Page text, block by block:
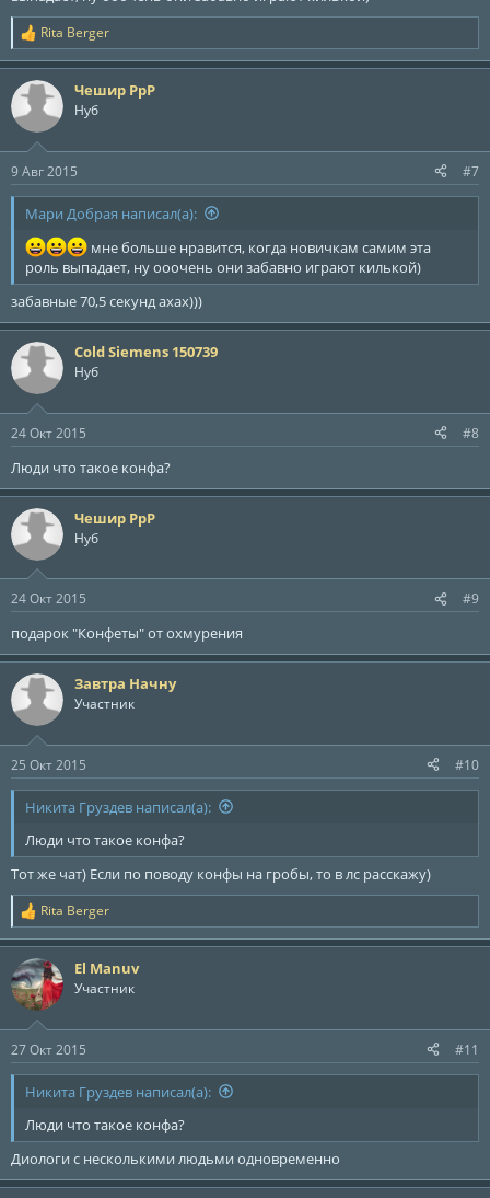
Р
е
а
к
ц
и
Rita Berger
Чешир РрР
Нуб
9 Авг 2015 #7
Мари Добрая написал(а):
мне больше нравится, когда новичкам самим эта
роль выпадает, ну ооочень они забавно играют килькой)
забавные 70,5 секунд ахах)))
Cold Siemens 150739
Нуб
24 Окт 2015 #8
Люди что такое конфа?
Чешир РрР
Нуб
24 Окт 2015 #9
подарок "Конфеты" от охмурения
Завтра Начну
Участник
25 Окт 2015 #10
Никита Груздев написал(а):
Люди что такое конфа?
Тот же чат) Если по поводу конфы на гробы, то в лс расскажу)
Р
е
а
к
ц
и
:
Rita Berger
El Manuv
Участник
27 Окт 2015 #11
Никита Груздев написал(а):
Люди что такое конфа?
Диологи с несколькими людьми одновременно